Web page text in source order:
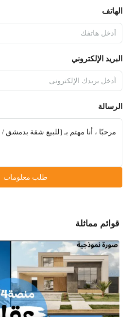
الهاتف
البريد الإلكتروني
الرسالة
طلب معلومات
قوائم مماثلة